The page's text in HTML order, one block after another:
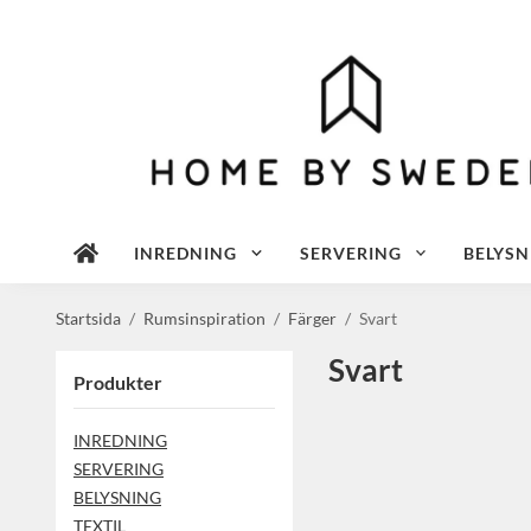
INREDNING SERVERING
Startsida / Rumsinspiration / Färger / Svart
Produkter
INREDNING
SERVERING
BELYSNING
TEXTIL
Svart